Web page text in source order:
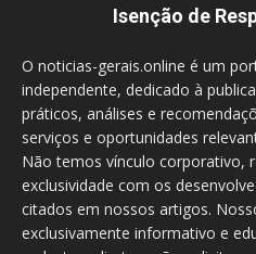
Isenção de
O noticias-gerais.online é um
independente, dedicado à
práticos, análises e
serviços e oportunidades
Não temos vínculo corporativo,
exclusividade com os
citados em nossos artigos.
exclusivamente informativo e